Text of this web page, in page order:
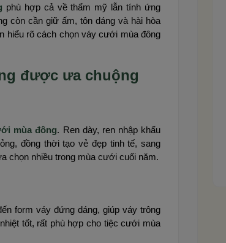
phù hợp cả về thẩm mỹ lẫn tính ứng
còn cần giữ ấm, tôn dáng và hài hòa
hiểu rõ cách chọn váy cưới mùa đông
được ưa chuộng
mùa đông. Ren dày, ren nhập khẩu
đồng thời tạo vẻ đẹp tinh tế, sang
chọn nhiều trong mùa cưới cuối năm.
form váy đứng dáng, giúp váy trông
tốt, rất phù hợp cho tiệc cưới mùa